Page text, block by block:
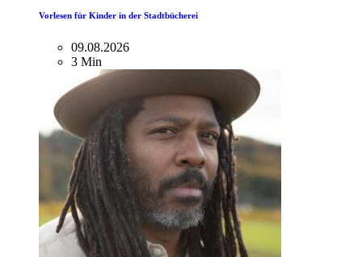
Vorlesen für Kinder in der Stadtbücherei
09.08.2026
3 Min